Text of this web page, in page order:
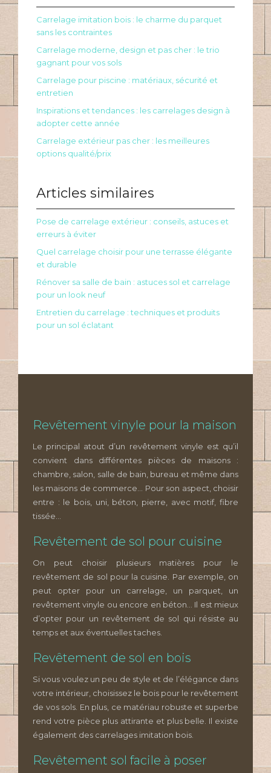
Carrelage imitation bois : le charme du parquet
sans les contraintes
Carrelage moderne, design et pas cher : le trio
gagnant pour vos sols
Carrelage pour piscine : matériaux, sécurité et
entretien
Inspirations et tendances : les carrelages design à
adopter cette année
Carrelage extérieur pas cher : les meilleures
options qualité/prix
Articles similaires
Pose de carrelage extérieur : conseils, astuces et
erreurs à éviter
Quel carrelage choisir pour une terrasse élégante
et durable
Rénover sa salle de bain : astuces sol et carrelage
pour un look neuf
Entretien du carrelage : techniques et produits
pour un sol éclatant
Revêtement vinyle pour la maison
Le principal atout d’un revêtement vinyle est qu’il
convient dans différentes pièces de maisons :
chambre, salon, salle de bain, bureau et même dans
les maisons de commerce… Pour son aspect, choisir
entre : le bois, uni, béton, pierre, avec motif, fibre
tissée…
Revêtement de sol pour cuisine
On peut choisir plusieurs matières pour le
revêtement de sol pour la cuisine. Par exemple, on
peut opter pour un carrelage, un parquet, un
revêtement vinyle ou encore en béton… Il est mieux
d’opter pour un revêtement de sol qui résiste au
temps et aux éventuelles taches.
Revêtement de sol en bois
Si vous voulez un peu de style et de l’élégance dans
votre intérieur, choisissez le bois pour le revêtement
de vos sols. En plus, ce matériau robuste et superbe
rend votre pièce plus attirante et plus belle. Il existe
également des carrelages imitation bois.
Revêtement sol facile à poser